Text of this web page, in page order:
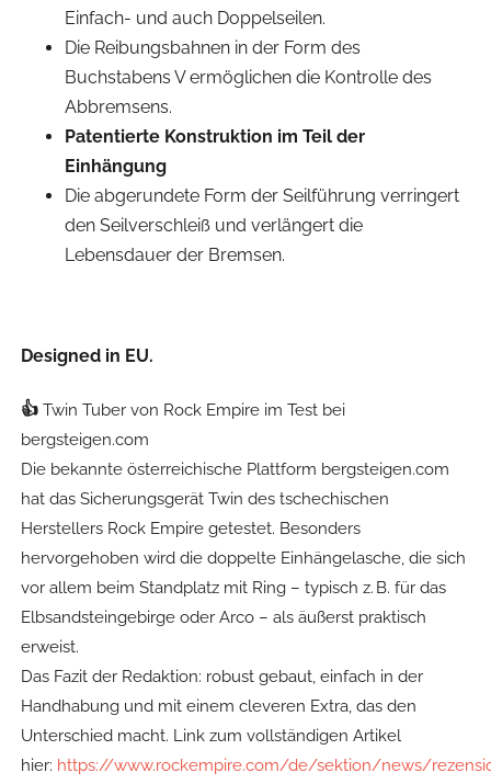
Einfach- und auch Doppelseilen.
Die Reibungsbahnen in der Form des
Buchstabens V ermöglichen die Kontrolle des
Abbremsens.
Patentierte Konstruktion im Teil der
Einhängung
Die abgerundete Form der Seilführung verringert
den Seilverschleiß und verlängert die
Lebensdauer der Bremsen.
Designed in EU.
👍 Twin Tuber von Rock Empire im Test bei
bergsteigen.com
Die bekannte österreichische Plattform bergsteigen.com
hat das Sicherungsgerät Twin des tschechischen
Herstellers Rock Empire getestet. Besonders
hervorgehoben wird die doppelte Einhängelasche, die sich
vor allem beim Standplatz mit Ring – typisch z. B. für das
Elbsandsteingebirge oder Arco – als äußerst praktisch
erweist.
Das Fazit der Redaktion: robust gebaut, einfach in der
Handhabung und mit einem cleveren Extra, das den
Unterschied macht. Link zum vollständigen Artikel
hier: https://www.rockempire.com/de/sektion/news/